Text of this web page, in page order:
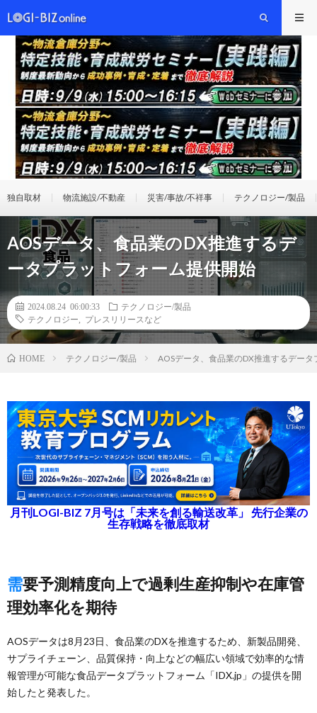
独自取材 物流施設/不動産 災害/事故/不祥事 テクノロジー/製品
AOSデータ、食品業のDX推進するデ
ータプラットフォーム提供開始
2024.08.24 06:00:33
テクノロジー/製品
テクノロジー
プレスリリースなど
HOME テクノロジー/製品 AOSデータ、食品業のDX推進するデー
月刊LOGI-BIZ 7月号は「未来を創る輸送改革」 先行企業の
生存戦略を徹底取材
需要予測精度向上で過剰生産抑制や在庫管
理効率化を期待
AOSデータは8月23日、食品業のDXを推進するため、新製品開発、
サプライチェーン、品質保持・向上などの幅広い領域で効率的な情
報管理が可能な食品データプラットフォーム「IDX.jp」の提供を開
始したと発表した。